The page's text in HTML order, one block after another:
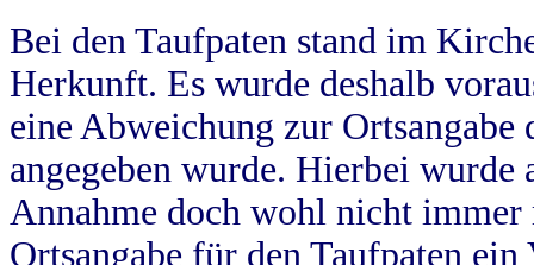
Bei den Taufpaten stand im
Herkunft. Es wurde deshalb
eine Abweichung zur
angegeben wurde. Hierbei wurde
Annahme doch wohl nicht
Ortsangabe für den Taufpaten